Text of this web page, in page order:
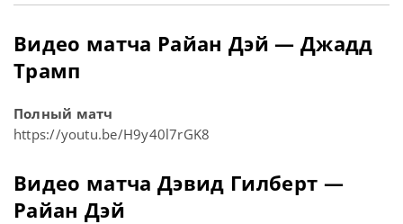
Видео матча Райан Дэй — Джадд
Трамп
Полный матч
https://youtu.be/H9y40l7rGK8
Видео матча Дэвид Гилберт —
Райан Дэй